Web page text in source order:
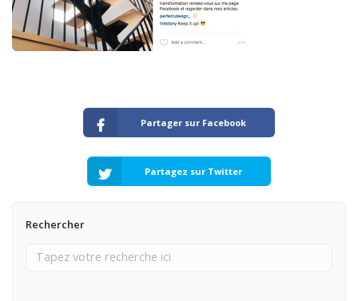
Partager sur Facebook
Partagez sur Twitter
Rechercher